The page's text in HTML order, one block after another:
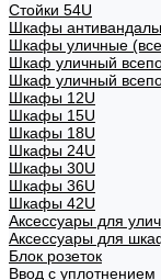
Стойки 54U
Шкафы
Шкафы уличные
Шкаф уличный
Шкаф уличный
Шкафы 12U
Шкафы 15U
Шкафы 18U
Шкафы 24U
Шкафы 30U
Шкафы 36U
Шкафы 42U
Аксессуары для
Аксессуары для
Блок розеток
Ввод с уплотнением